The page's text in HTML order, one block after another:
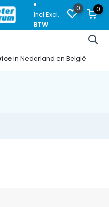
Incl.Excl.
BTW
0 0
in Nederland en België